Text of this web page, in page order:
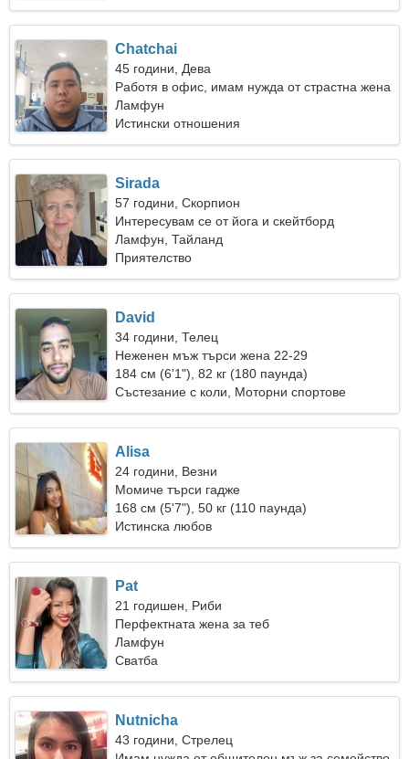
Chatchai
45 години, Дева
Работя в офис, имам нужда от страстна жена
Ламфун
Истински отношения
Sirada
57 години, Скорпион
Интересувам се от йога и скейтборд
Ламфун, Тайланд
Приятелство
David
34 години, Телец
Неженен мъж търси жена 22-29
184 см (6'1"), 82 кг (180 паунда)
Състезание с коли, Моторни спортове
Alisa
24 години, Везни
Момиче търси гадже
168 см (5'7"), 50 кг (110 паунда)
Истинска любов
Pat
21 годишен, Риби
Перфектната жена за теб
Ламфун
Сватба
Nutnicha
43 години, Стрелец